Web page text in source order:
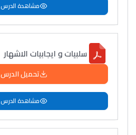
مشاهدة الدرس
سلبيات و ايجابيات الاشهار
تحميل الدرس
مشاهدة الدرس